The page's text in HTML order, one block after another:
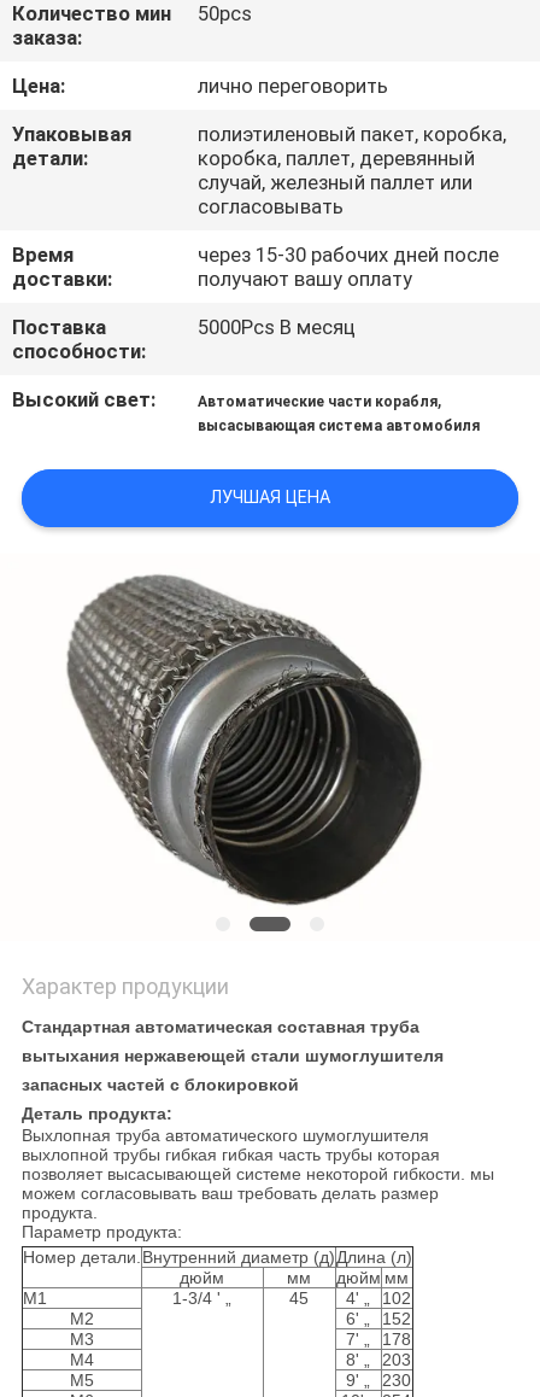
СВЯЖИТЕСЬ
С
НАМИ
СЛУЧАИ
КАРТА
САЙТА
PRIVACY
POLICY
Количество мин
заказа:
50pcs
Цена:
лично переговорить
Упаковывая
детали:
полиэтиленовый пакет, коробка,
коробка, паллет, деревянный
случай, железный паллет или
согласовывать
Время
доставки:
через 15-30 рабочих дней после
получают вашу оплату
Поставка
способности:
5000Pcs В месяц
Высокий свет: Автоматические части корабля,
высасывающая система автомобиля
ЛУЧШАЯ ЦЕНА
Характер продукции
Стандартная автоматическая составная труба
вытыхания нержавеющей стали шумоглушителя
запасных частей с блокировкой
Деталь продукта:
Выхлопная труба автоматического шумоглушителя
выхлопной трубы гибкая гибкая часть трубы которая
позволяет высасывающей системе некоторой гибкости. мы
можем согласовывать ваш требовать делать размер
продукта.
Параметр продукта:
Номер детали.Внутренний диаметр (д)Длина (л)
дюйм
мм дюйм мм
М1
1-3/4 ' „ 45 4' „
102
М2
6' „
152
М3
7' „
178
М4
8' „
203
М5
9' „
230